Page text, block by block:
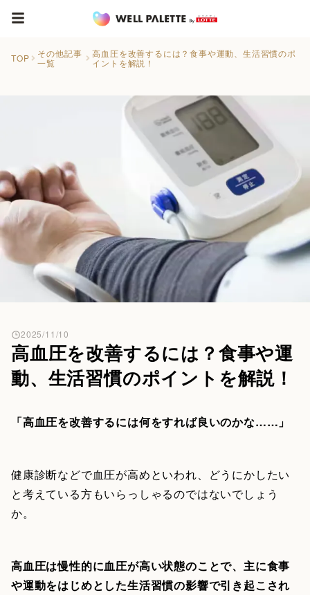
TOP
その他記事
一覧
高血圧を改善するには？食事や運動、生活習慣のポ
イントを解説！
高血圧を改善するには？食事や運
動、生活習慣のポイントを解説！
2025/11/10
「高血圧を改善するには何をすれば良いのかな……」
健康診断などで血圧が高めといわれ、どうにかしたい
と考えている方もいらっしゃるのではないでしょう
か。
高血圧は慢性的に血圧が高い状態のことで、主に食事
や運動をはじめとした生活習慣の影響で引き起こされ